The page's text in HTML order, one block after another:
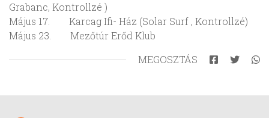
Grabanc, Kontrollzé )
Május 17. Karcag Ifi- Ház (Solar Surf , Kontrollzé)
Május 23. Mezőtúr Erőd Klub
MEGOSZTÁS